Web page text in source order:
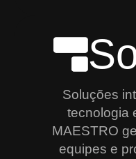
Soluções
tecnologia
MAESTRO
equipes e